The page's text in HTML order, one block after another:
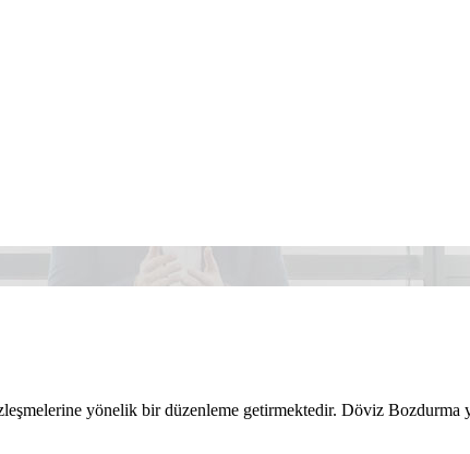
yönelik bir düzenleme getirmektedir. Döviz Bozdurma